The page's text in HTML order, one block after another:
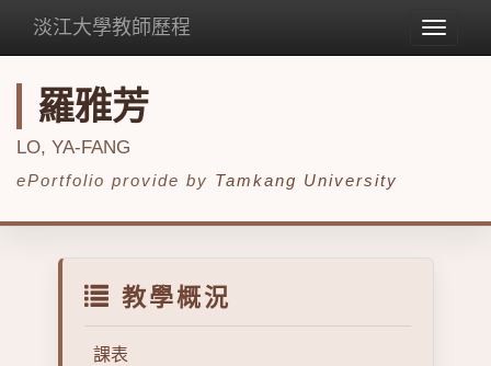
Toggle
淡江大學教師歷程
羅雅芳
LO, YA-FANG
ePortfolio provide by Tamkang University
教學概況
課表